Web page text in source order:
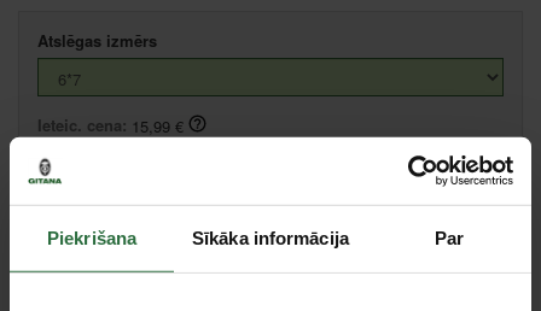
Piekrišana Sīkāka informācija Par
Atslēgas izmērs
Ieteic. cena: 15,99 €
Ielikt grozā